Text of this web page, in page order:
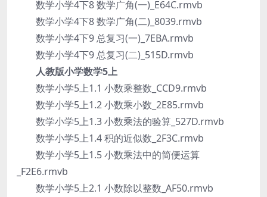
数学小学4下8 数学广角(一)_E64C.rmvb
数学小学4下8 数学广角(二)_8039.rmvb
数学小学4下9 总复习(一)_7EBA.rmvb
数学小学4下9 总复习(二)_515D.rmvb
人教版小学数学5上
数学小学5上1.1 小数乘整数_CCD9.rmvb
数学小学5上1.2 小数乘小数_2E85.rmvb
数学小学5上1.3 小数乘法的验算_527D.rmvb
数学小学5上1.4 积的近似数_2F3C.rmvb
数学小学5上1.5 小数乘法中的简便运算
_F2E6.rmvb
数学小学5上2.1 小数除以整数_AF50.rmvb